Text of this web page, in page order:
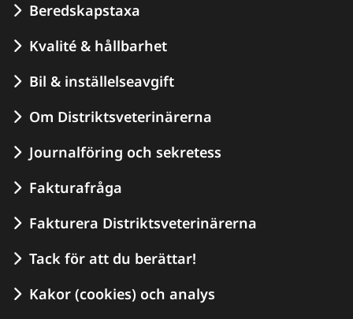
Beredskapstaxa
Kvalité & hållbarhet
Bil & inställelseavgift
Om Distriktsveterinärerna
Journalföring och sekretess
Fakturafråga
Fakturera Distriktsveterinärerna
Tack för att du berättar!
Kakor (cookies) och analys